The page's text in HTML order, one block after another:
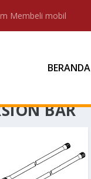
Membeli mobil
BERANDA
BAR